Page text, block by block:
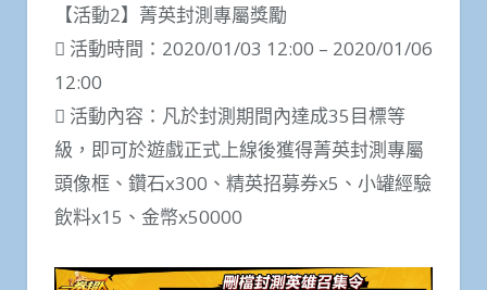
【活動2】菁英封測專屬獎勵
 活動時間：2020/01/03 12:00 – 2020/01/06
12:00
 活動內容：凡於封測期間內達成35目標等
級，即可於遊戲正式上線後獲得菁英封測專屬
頭像框、鑽石x300、精英招募券x5、小罐經驗
飲料x15、金幣x50000